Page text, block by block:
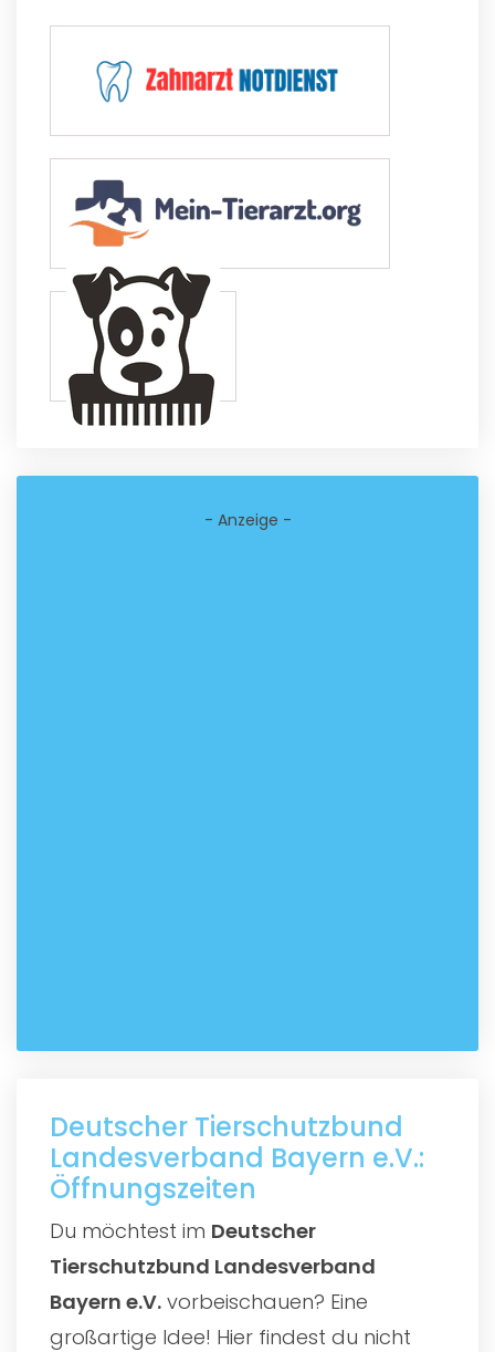
- Anzeige -
Deutscher Tierschutzbund
Landesverband Bayern e.V.:
Öffnungszeiten
Du möchtest im Deutscher
Tierschutzbund Landesverband
Bayern e.V. vorbeischauen? Eine
großartige Idee! Hier findest du nicht